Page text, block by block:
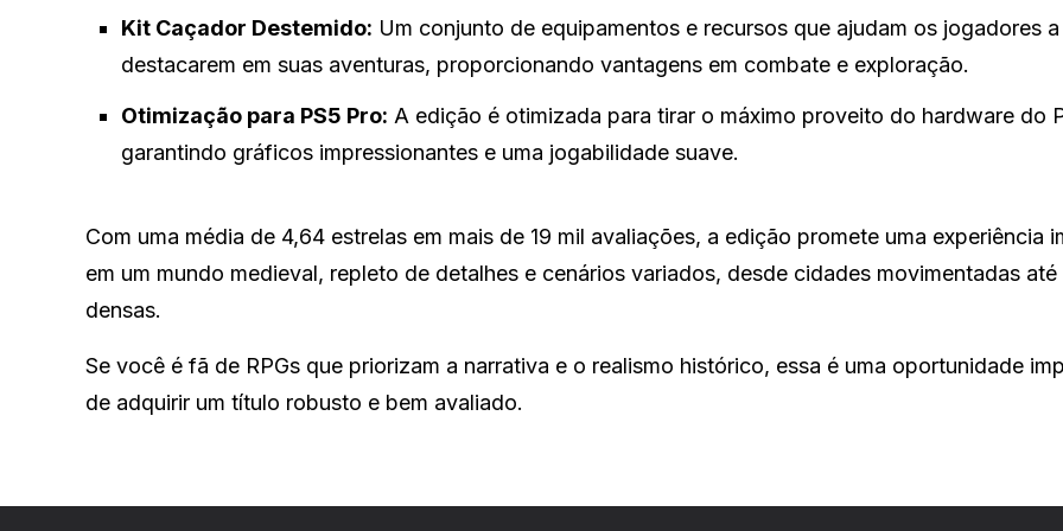
Kit Caçador Destemido: Um conjunto de equipamentos e recursos que ajudam os jogadores
destacarem em suas aventuras, proporcionando vantagens em combate e exploração.
Otimização para PS5 Pro: A edição é otimizada para tirar o máximo proveito do hardware do
garantindo gráficos impressionantes e uma jogabilidade suave.
Com uma média de 4,64 estrelas em mais de 19 mil avaliações, a edição promete uma experiência
em um mundo medieval, repleto de detalhes e cenários variados, desde cidades movimentadas
densas.
Se você é fã de RPGs que priorizam a narrativa e o realismo histórico, essa é uma oportunidade
de adquirir um título robusto e bem avaliado.